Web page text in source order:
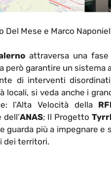
Del Mese e Marco
attraversa una
però garantire un
di interventi
locali, si veda anche i
l’Alta Velocità della
ANAS; Il Progetto
guarda più a impegnare
dei territori.